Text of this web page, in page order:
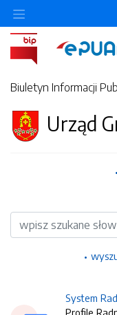
Biuletyn Informacji
Urząd
Wyszukiwarka
System
Profile